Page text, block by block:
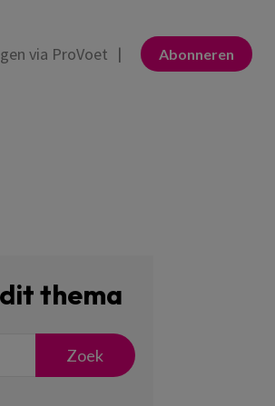
Abonneren
via ProVoet
dit thema
Zoek